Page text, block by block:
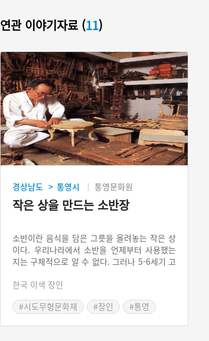
연관 이야기자료 (11)
경상남도 > 통영시 통영문화원
작은 상을 만드는 소반장
소반이란 음식을 담은 그릇을 올려놓는 작은 상
이다. 우리나라에서 소반을 언제부터 사용했는
지는 구체적으로 알 수 없다. 그러나 5-6세기 고
알 수 있다. 소반을 일찍부터 사용하게 된 데에
는 우리나라 가옥 구조와도 관련 있다. 우리나라
의 가옥 구조가 음식을 만드는 부엌과 방이 멀리
한국 이색 장인
#시도무형문화재
#장인 #통영